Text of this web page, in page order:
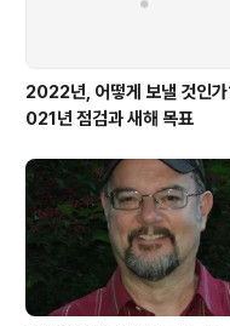
2022년, 어떻게 보낼 것인
021년 점검과 새해 목표